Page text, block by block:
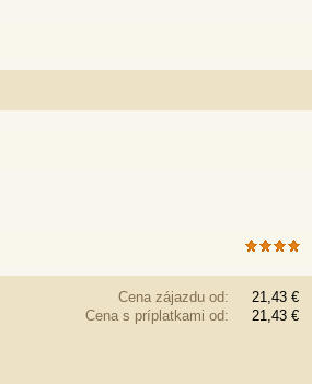
Cena zájazdu od:
21,43 €
Cena s príplatkami od:
21,43 €